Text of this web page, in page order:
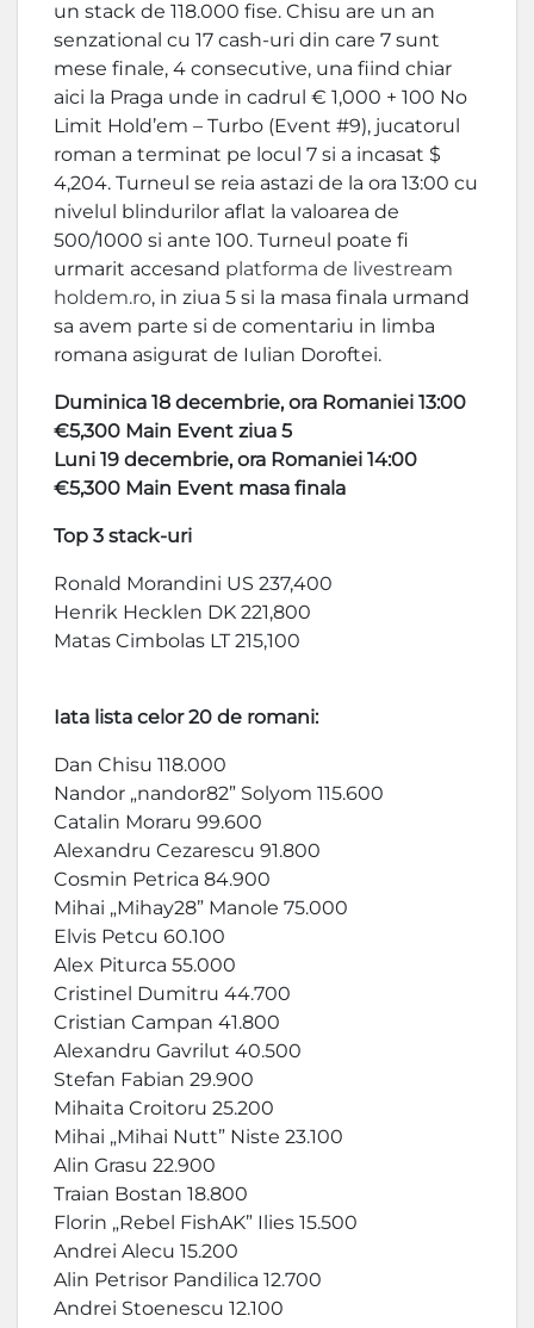
un stack de 118.000 fise. Chisu are un an
senzational cu 17 cash-uri din care 7 sunt
mese finale, 4 consecutive, una fiind chiar
aici la Praga unde in cadrul € 1,000 + 100 No
Limit Hold’em – Turbo (Event #9), jucatorul
roman a terminat pe locul 7 si a incasat $
4,204. Turneul se reia astazi de la ora 13:00 cu
nivelul blindurilor aflat la valoarea de
500/1000 si ante 100. Turneul poate fi
urmarit accesand platforma de livestream
holdem.ro, in ziua 5 si la masa finala urmand
sa avem parte si de comentariu in limba
romana asigurat de Iulian Doroftei.
Duminica 18 decembrie, ora Romaniei 13:00
€5,300 Main Event ziua 5
Luni 19 decembrie, ora Romaniei 14:00
€5,300 Main Event masa finala
Top 3 stack-uri
Ronald Morandini US 237,400
Henrik Hecklen DK 221,800
Matas Cimbolas LT 215,100
Iata lista celor 20 de romani:
Dan Chisu 118.000
Nandor „nandor82” Solyom 115.600
Catalin Moraru 99.600
Alexandru Cezarescu 91.800
Cosmin Petrica 84.900
Mihai „Mihay28” Manole 75.000
Elvis Petcu 60.100
Alex Piturca 55.000
Cristinel Dumitru 44.700
Cristian Campan 41.800
Alexandru Gavrilut 40.500
Stefan Fabian 29.900
Mihaita Croitoru 25.200
Mihai „Mihai Nutt” Niste 23.100
Alin Grasu 22.900
Traian Bostan 18.800
Florin „Rebel FishAK” Ilies 15.500
Andrei Alecu 15.200
Alin Petrisor Pandilica 12.700
Andrei Stoenescu 12.100